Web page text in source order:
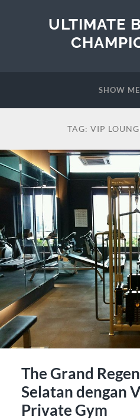
ULTIMATE
SHOW
TAG: VIP
The Grand
Selatan dengan
Private Gym